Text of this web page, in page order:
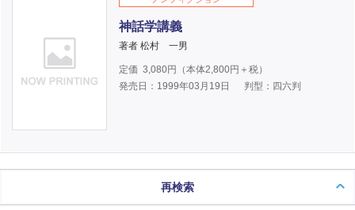
神話学講義
著者 松村 一男
定価 3,080円（本体2,800円＋税）
発売日：1999年03月19日
判型：四六判
再検索